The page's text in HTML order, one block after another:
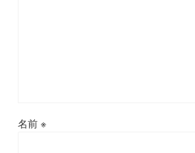
名前 ※